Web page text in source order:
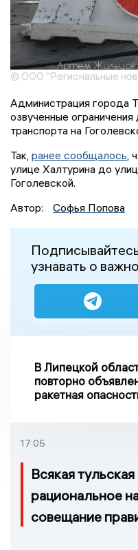
© ООО "Региональные
Администрация города
озвученные
транспорта на
Так, ранее сообщалось,
улице Халтурина до
Гоголевской.
Автор:
Софья Попова
узнавать о
В Липецкой
повторно
ракетная
17:05
Всякая
рациональное
совещание